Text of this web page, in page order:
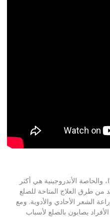
الأندروجينية هي أكثر
من طرق العلاج المتاحة للصلع
الشعر الأحادي والأدوية. ومع
يصابون بالصلع لأسباب